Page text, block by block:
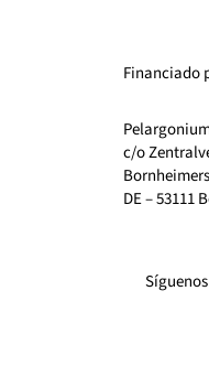
Financiado
c/o
DE – 53111
Síguenos